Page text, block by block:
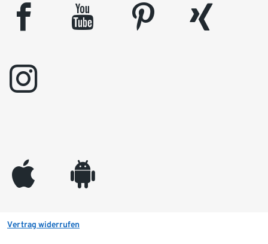
facebook youtube pinterest
xing
instagram
appleinc android
Vertrag widerrufen